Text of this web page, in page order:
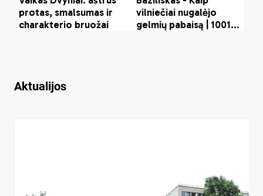
Aktualijos